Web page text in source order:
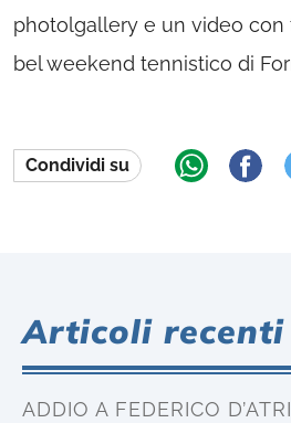
photolgallery e un video
bel weekend tennistico di
Condividi su
Articoli recenti
ADDIO A FEDERICO